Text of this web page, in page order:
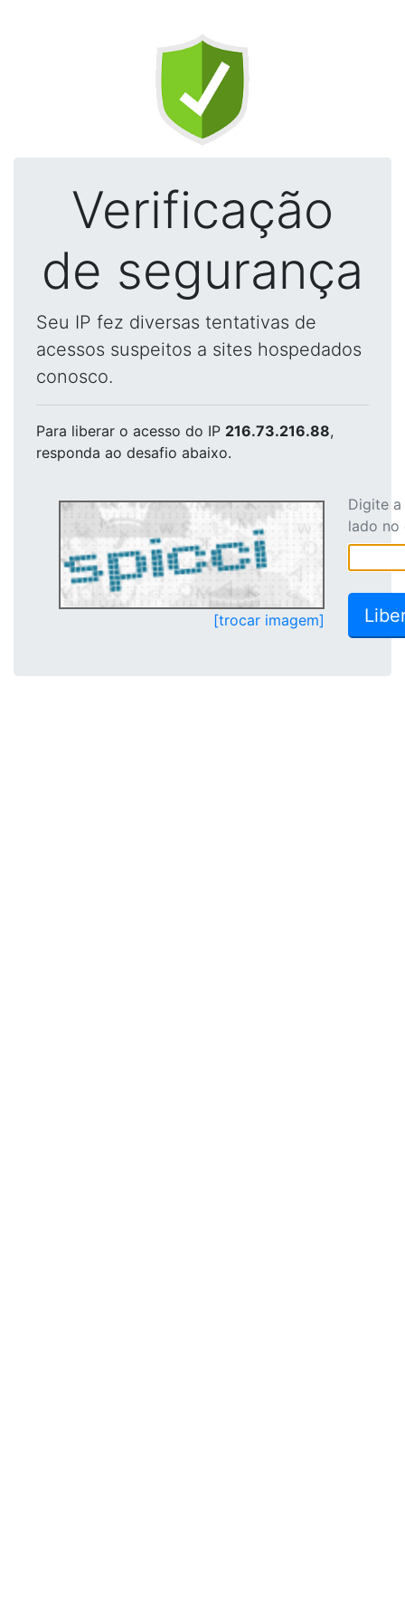
Verificação
de segurança
Seu IP fez diversas tentativas de
acessos suspeitos a sites hospedados
conosco.
Para liberar o acesso do IP 216.73.216.88,
responda ao desafio abaixo.
[trocar imagem]
Digite
lado no